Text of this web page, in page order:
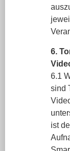
6.
6.1
sind
ist